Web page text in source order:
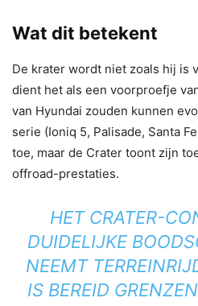
Wat dit betekent
De krater wordt niet zoals hij is
dient het als een voorproefje
van Hyundai zouden kunnen
serie (Ioniq 5, Palisade, Santa
toe, maar de Crater toont zijn
offroad-prestaties.
HET CRATER-
DUIDELIJKE
NEEMT
IS BEREID